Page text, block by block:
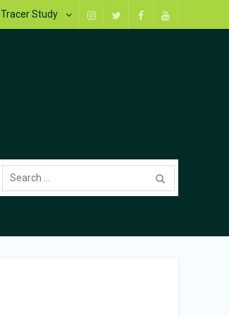
Instagram
TwitterFacebookYoutube
Tracer Study
Search
for: